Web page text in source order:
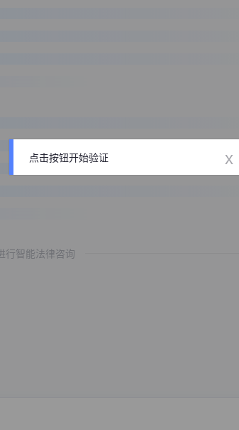
行智能法律咨询
点击按钮开始验证 x